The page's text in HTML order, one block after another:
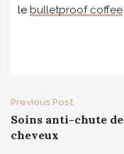
le bulletproof coffee
Post
navigation
Previous Post
Soins anti-chute de
cheveux